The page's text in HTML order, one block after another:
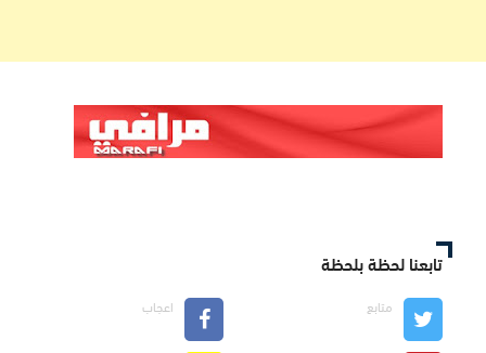
تابعنا لحظة بلحظة
متابع اعجاب